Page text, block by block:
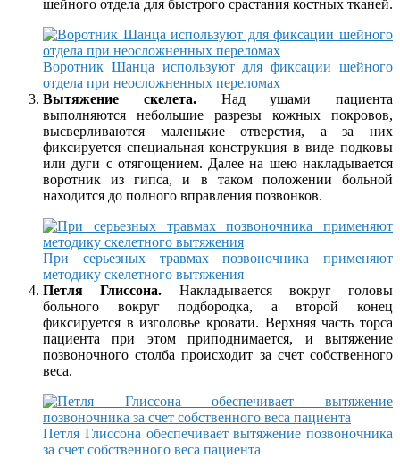
шейного отдела для быстрого срастания костных тканей.
Воротник Шанца используют для фиксации шейного
отдела при неосложненных переломах
Вытяжение скелета.Над ушами пациента
выполняются небольшие разрезы кожных покровов,
высверливаются маленькие отверстия, а за них
фиксируется специальная конструкция в виде подковы
или дуги с отягощением. Далее на шею накладывается
воротник из гипса, и в таком положении больной
находится до полного вправления позвонков.
При серьезных травмах позвоночника применяют
методику скелетного вытяжения
Петля Глиссона. Накладывается вокруг головы
больного вокруг подбородка, а второй конец
фиксируется в изголовье кровати. Верхняя часть торса
пациента при этом приподнимается, и вытяжение
позвоночного столба происходит за счет собственного
веса.
Петля Глиссона обеспечивает вытяжение позвоночника
за счет собственного веса пациента